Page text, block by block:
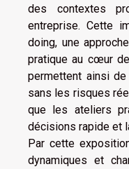
des contextes
entreprise. Cette
doing, une
pratique au cœur
permettent ainsi
sans les risques
que les ateliers
décisions rapide et
Par cette
dynamiques et